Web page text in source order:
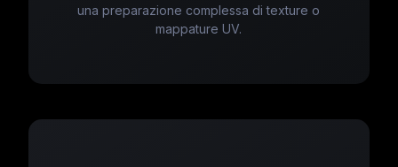
una preparazione complessa di texture o
mappature UV.